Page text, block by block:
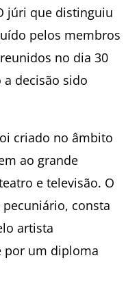
júri que distinguiu
pelos membros
no dia 30
decisão sido
criado no âmbito
ao grande
e televisão. O
consta
artista
por um diploma